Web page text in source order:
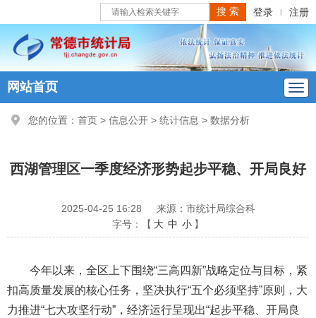
登录 | 注册
网站首页
您的位置： 首页 > 信息公开 > 统计信息 > 数据分析
西湖管理区一季度经济形势起步平稳、开局良好
2025-04-25 16:28
来源：市统计局综合科
字号：【 大 中 小 】
今年以来，全区上下围绕“三高四新”战略定位与目标，紧
扣高质量发展的核心任务，坚决执行“五个必须坚持”原则，大
力推进“七大攻坚行动”，经济运行呈现出“起步平稳、开局良